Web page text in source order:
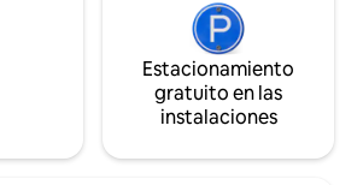
Estacionamiento
gratuito en las
instalaciones